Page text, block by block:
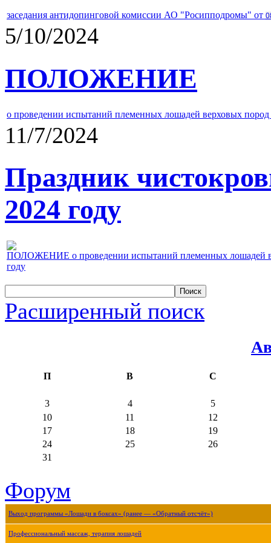
заседания антидопинговой комиссии АО "Росипподромы" от
5/10/2024
ПОЛОЖЕНИЕ
о проведении испытаний племенных лошадей верховых
11/7/2024
Праздник
2024 году
ПОЛОЖЕНИЕ о проведении испытаний племенных лошадей
году
Расширенный поиск
П В С
3 4
5
10
11
12
17
18
19
24
25
26
31
Форум
Выход программы «Лошади в боксах» (ранее — «Обратный отсчёт»)
Профессиональный массаж, терапия лошадей